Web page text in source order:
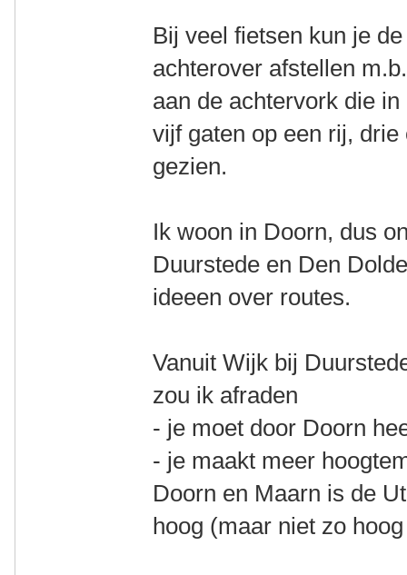
Bij veel fietsen kun je
achterover afstellen
aan de achtervork die
vijf gaten op een rij,
gezien.
Ik woon in Doorn, dus
Duurstede en Den
ideeen over routes.
Vanuit Wijk bij
zou ik afraden
- je moet door Doorn
- je maakt meer
Doorn en Maarn is de
hoog (maar niet zo